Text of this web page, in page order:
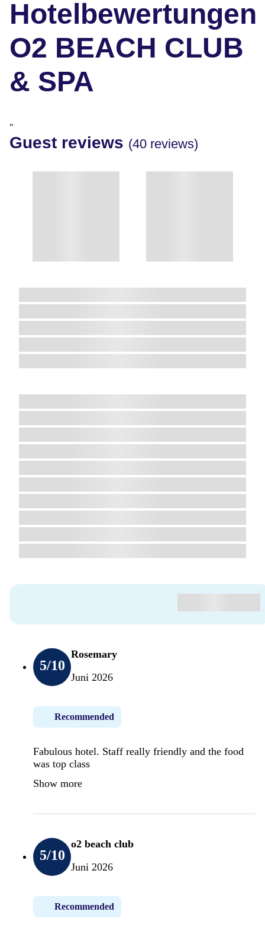
Hotelbewertungen
O2 BEACH CLUB
& SPA
"
Guest reviews (40 reviews)
5/10
Rosemary
Juni 2026
Recommended
Fabulous hotel. Staff really friendly and the food
was top class
Show more
5/10
o2 beach club
Juni 2026
Recommended